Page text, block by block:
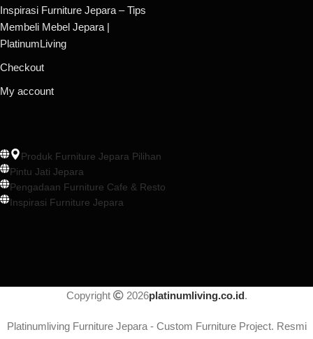
Inspirasi Furniture Jepara – Tips
Membeli Mebel Jepara |
PlatinumLiving
Checkout
My account
Produk Furniture Jepara Pilihan
Pintu Jati Jepara
Pengadaan Furniture Cafe & Resto
Inspirasi Furniture Jepara
Copyright 2026platinumliving.co.id.
Platinumliving Furniture Jepara - Custom Furniture Project. Resmi